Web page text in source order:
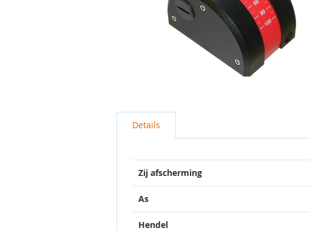
naar
afbeeldingen-
gallerij
Details
Zij afscherming
As
Hendel